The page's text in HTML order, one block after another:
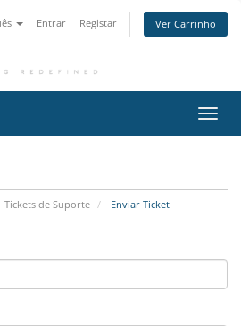
Entrar Registar Ver Carrinho
Tickets de Suporte Enviar Ticket